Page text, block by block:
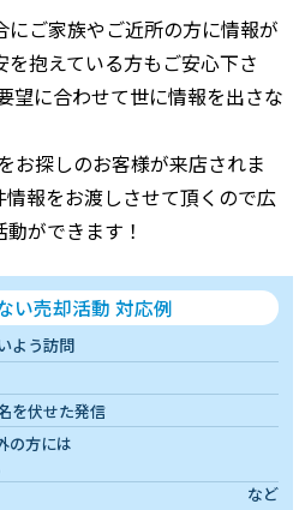
ご家族やご近所の方に情報が
抱えている方もご安心下さ
望に合わせて世に情報を出さな
お探しのお客様が来店されま
報をお渡しさせて頂くので広
ができます！
い売却活動 対応例
よう訪問
を伏せた発信
の方には
など